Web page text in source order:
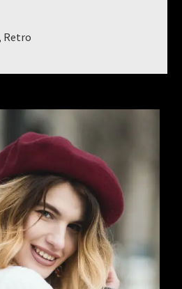
Retro